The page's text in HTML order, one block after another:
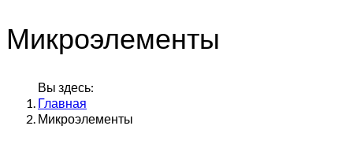
Микроэлементы
Вы здесь:
Главная
Микроэлементы